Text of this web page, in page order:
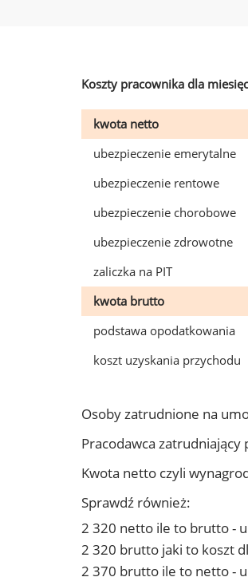
Koszty pracownika dla
kwota netto
ubezpieczenie emerytalne
ubezpieczenie rentowe
ubezpieczenie chorobowe
ubezpieczenie zdrowotne
zaliczka na PIT
kwota brutto
podstawa opodatkowania
koszt uzyskania przychodu
Osoby zatrudnione na
Pracodawca
Kwota netto czyli
Sprawdź również:
2 320 netto ile to brutto -
2 320 brutto jaki to koszt
2 370 brutto ile to netto -